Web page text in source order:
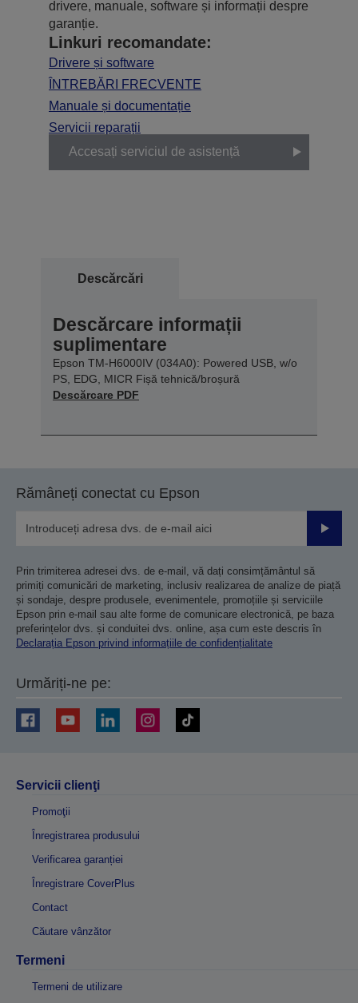
drivere, manuale, software și informații despre
garanție.
Linkuri recomandate:
Drivere și software
ÎNTREBĂRI FRECVENTE
Manuale și documentație
Servicii reparații
Accesați serviciul de asistență
Descărcări
Descărcare informații
suplimentare
Epson TM-H6000IV (034A0): Powered USB, w/o
PS, EDG, MICR Fișă tehnică/broșură
Descărcare PDF
Rămâneți conectat cu Epson
Prin trimiterea adresei dvs. de e-mail, vă dați consimțământul să
primiți comunicări de marketing, inclusiv realizarea de analize de piață
și sondaje, despre produsele, evenimentele, promoțiile și serviciile
Epson prin e-mail sau alte forme de comunicare electronică, pe baza
preferințelor dvs. și conduitei dvs. online, așa cum este descris în
Declarația Epson privind informațiile de confidențialitate
Urmăriți-ne pe:
Servicii clienţi
Promoţii
Înregistrarea produsului
Verificarea garanției
Înregistrare CoverPlus
Contact
Căutare vânzător
Termeni
Termeni de utilizare